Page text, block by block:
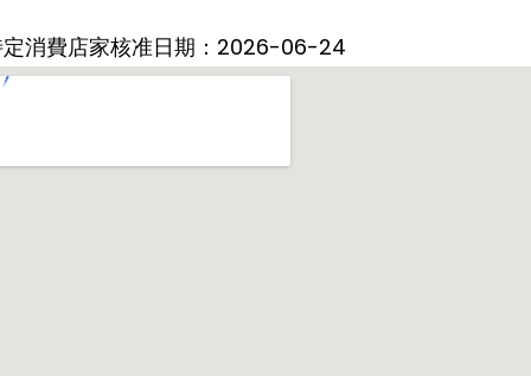
消費店家核准日期：2026-06-24